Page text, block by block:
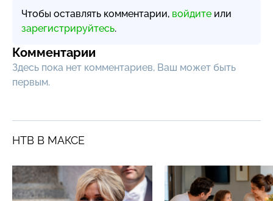
Чтобы оставлять комментарии, войдите или
зарегистрируйтесь.
Комментарии
Здесь пока нет комментариев, Ваш может быть
первым.
НТВ В МАКСЕ